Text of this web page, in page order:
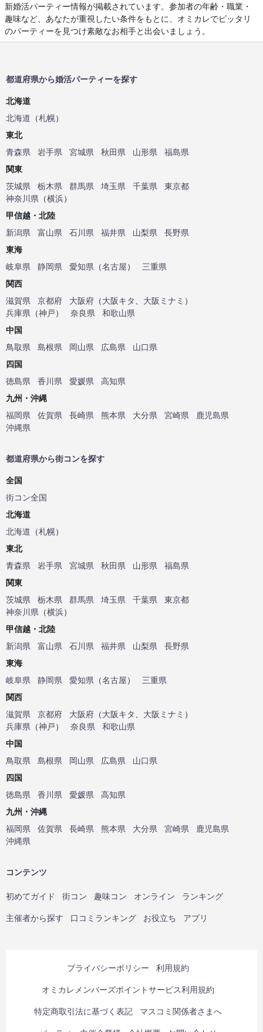
新婚活パーティー情報が掲載されています。参加者の年齢・職業・
趣味など、あなたが重視したい条件をもとに、オミカレでピッタリ
のパーティーを見つけ素敵なお相手と出会いましょう。
都道府県から婚活パーティーを探す
北海道
北海道 （札幌）
東北
青森県
岩手県 宮城県 秋田県 山形県
福島県
関東
茨城県
栃木県 群馬県 埼玉県 千葉県
東京都
神奈川県 （横浜）
甲信越・北陸
新潟県
富山県 石川県 福井県 山梨県
長野県
東海
岐阜県
静岡県 愛知県 （名古屋）
三重県
関西
滋賀県
京都府 大阪府 （大阪キタ 大阪ミナミ ）
兵庫県 （神戸） 奈良県
和歌山県
中国
鳥取県
島根県 岡山県 広島県
山口県
四国
徳島県
香川県 愛媛県
高知県
九州・沖縄
福岡県
佐賀県 長崎県 熊本県 大分県 宮崎県
鹿児島県
沖縄県
都道府県から街コンを探す
全国
街コン全国
北海道
北海道 （札幌）
東北
青森県
岩手県 宮城県 秋田県 山形県
福島県
関東
茨城県
栃木県 群馬県 埼玉県 千葉県
東京都
神奈川県 （横浜）
甲信越・北陸
新潟県
富山県 石川県 福井県 山梨県
長野県
東海
岐阜県
静岡県 愛知県 （名古屋）
三重県
関西
滋賀県
京都府 大阪府 （大阪キタ 大阪ミナミ ）
兵庫県 （神戸） 奈良県
和歌山県
中国
鳥取県
島根県 岡山県 広島県
山口県
四国
徳島県
香川県 愛媛県
高知県
九州・沖縄
福岡県
佐賀県 長崎県 熊本県 大分県 宮崎県
鹿児島県
沖縄県
コンテンツ
初めてガイド 街コン 趣味コン オンライン ランキング
主催者から探す 口コミランキング お役立ち アプリ
プライバシーポリシー 利用規約
オミカレメンバーズポイントサービス利用規約
特定商取引法に基づく表記 マスコミ関係者さまへ